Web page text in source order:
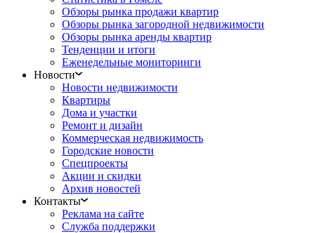
Обзоры рынка продажи квартир
Обзоры рынка загородной недвижимости
Обзоры рынка аренды квартир
Тенденции и итоги
Еженедельные мониторинги
Новости
Новости недвижимости
Квартиры
Дома и участки
Ремонт и дизайн
Коммерческая недвижимость
Городские новости
Спецпроекты
Акции и скидки
Архив новостей
Контакты
Реклама на сайте
Служба поддержки